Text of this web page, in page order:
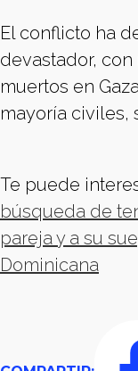
El conflicto ha
devastador, con
muertos en
mayoría civiles,
Te puede
búsqueda de
pareja y a su
Dominicana